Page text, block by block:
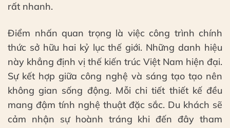
rất nhanh.
Điểm nhấn quan trọng là việc công trình chính
thức sở hữu hai kỷ lục thế giới. Những danh hiệu
này khẳng định vị thế kiến trúc Việt Nam hiện đại.
Sự kết hợp giữa công nghệ và sáng tạo tạo nên
không gian sống động. Mỗi chi tiết thiết kế đều
mang đậm tính nghệ thuật đặc sắc. Du khách sẽ
cảm nhận sự hoành tráng khi đến đây tham